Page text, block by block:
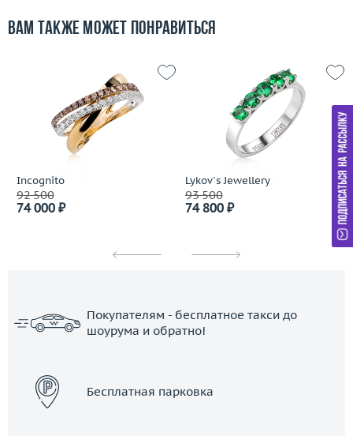
Вам также может понравиться
Incognito
92 500
74 000 ₽
Lykov`s Jewellery
93 500
74 800 ₽
Покупателям - бесплатное такси до
шоурума и обратно!
Бесплатная парковка